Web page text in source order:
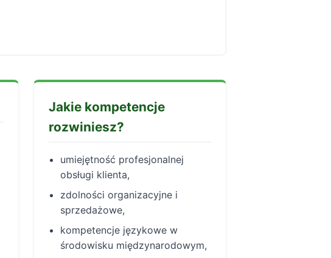
Jakie kompetencje
rozwiniesz?
umiejętność profesjonalnej
obsługi klienta,
zdolności organizacyjne i
sprzedażowe,
kompetencje językowe w
środowisku międzynarodowym,